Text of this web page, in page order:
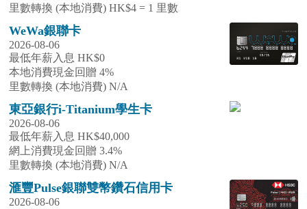
里數轉換 (本地消費) HK$4 = 1 里數
WeWa銀聯卡
2026-08-06
最低年薪入息 HK$0
本地消費現金回贈 4%
里數轉換 (本地消費) N/A
東亞銀行i-Titanium學生卡
2026-08-06
最低年薪入息 HK$40,000
網上消費現金回贈 3.4%
里數轉換 (本地消費) N/A
滙豐Pulse銀聯雙幣鑽石信用卡
2026-08-06